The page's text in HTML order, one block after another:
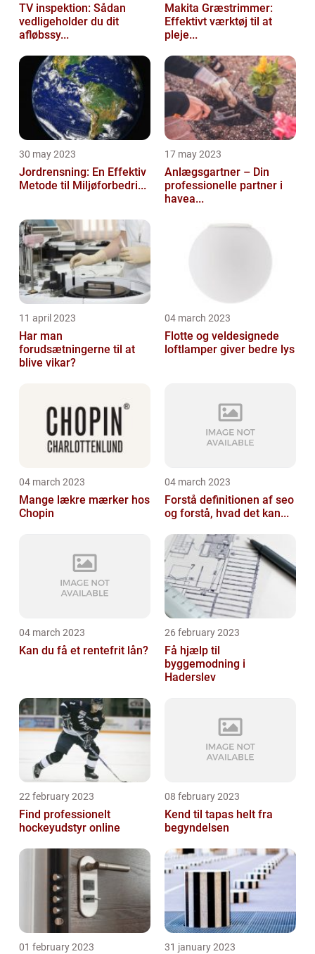
TV inspektion: Sådan
vedligeholder du dit
afløbssy...
Makita Græstrimmer:
Effektivt værktøj til at
pleje...
30 may 2023
Jordrensning: En Effektiv
Metode til Miljøforbedri...
17 may 2023
Anlægsgartner – Din
professionelle partner i
havea...
11 april 2023
Har man
forudsætningerne til at
blive vikar?
04 march 2023
Flotte og veldesignede
loftlamper giver bedre lys
04 march 2023
Mange lækre mærker hos
Chopin
04 march 2023
Forstå definitionen af seo
og forstå, hvad det kan...
04 march 2023
Kan du få et rentefrit lån?
26 february 2023
Få hjælp til
byggemodning i
Haderslev
22 february 2023
Find professionelt
hockeyudstyr online
08 february 2023
Kend til tapas helt fra
begyndelsen
01 february 2023 31 january 2023